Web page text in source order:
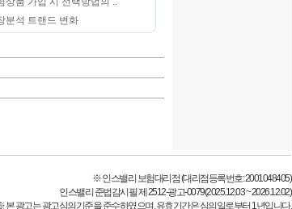
분석 트랜드 변화
※ 인스밸리 보험대리점 (대리점등록번호: 2001048405)
인스밸리 준법감시필 제 2512-광고-0079(2025.12.03 ~ 2026.12.02)
본 광고는 광고심의기준을 준수하였으며, 유효기간은 심의일로부터 1년입니다.